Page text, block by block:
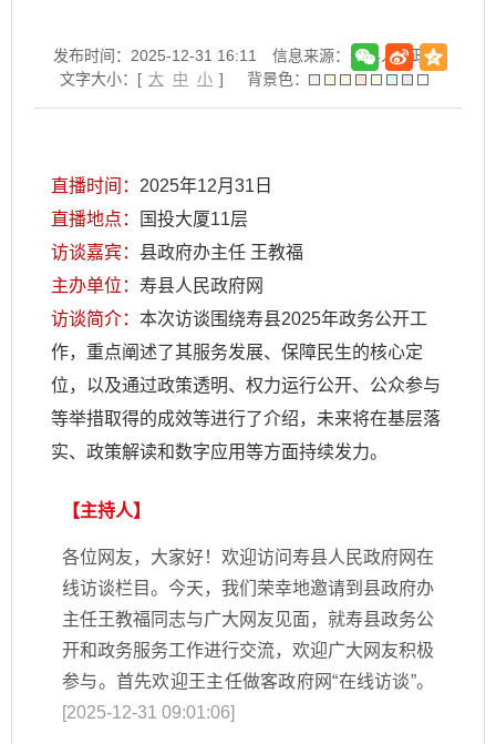
发布时间：2025-12-31 16:11
信息来源：寿县人民政府
文字大小：[ 大 中 小 ] 背景色：
直播时间： 2025年12月31日
直播地点：
国投大厦11层
访谈嘉宾： 县政府办主任 王教福
主办单位： 寿县人民政府网
访谈简介： 本次访谈围绕寿县2025年政务公开工
作，重点阐述了其服务发展、保障民生的核心定
位，以及通过政策透明、权力运行公开、公众参与
等举措取得的成效等进行了介绍，未来将在基层落
实、政策解读和数字应用等方面持续发力。
【主持人】
各位网友，大家好！欢迎访问寿县人民政府网在
线访谈栏目。今天，我们荣幸地邀请到县政府办
主任王教福同志与广大网友见面，就寿县政务公
开和政务服务工作进行交流，欢迎广大网友积极
参与。首先欢迎王主任做客政府网“在线访谈”。
[2025-12-31 09:01:06]